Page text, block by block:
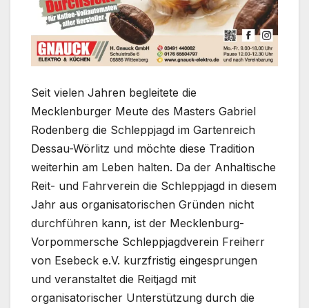
Seit vielen Jahren begleitete die
Mecklenburger Meute des Masters Gabriel
Rodenberg die Schleppjagd im Gartenreich
Dessau-Wörlitz und möchte diese Tradition
weiterhin am Leben halten. Da der Anhaltische
Reit- und Fahrverein die Schleppjagd in diesem
Jahr aus organisatorischen Gründen nicht
durchführen kann, ist der Mecklenburg-
Vorpommersche Schleppjagdverein Freiherr
von Esebeck e.V. kurzfristig eingesprungen
und veranstaltet die Reitjagd mit
organisatorischer Unterstützung durch die